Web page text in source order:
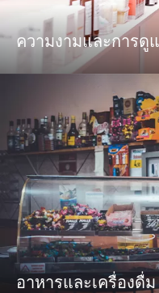
ความงามและการดู
อาหารและเครื่องดื่ม